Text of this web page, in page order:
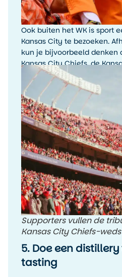
Ook buiten het WK is sport
Kansas City te bezoeken.
kun je bijvoorbeeld denken
Kansas City Chiefs, de
Kansas City. De sfeer
fans, tailgating en lokale
Supporters vullen de
Kansas City Chiefs-
5. Doe een
tasting